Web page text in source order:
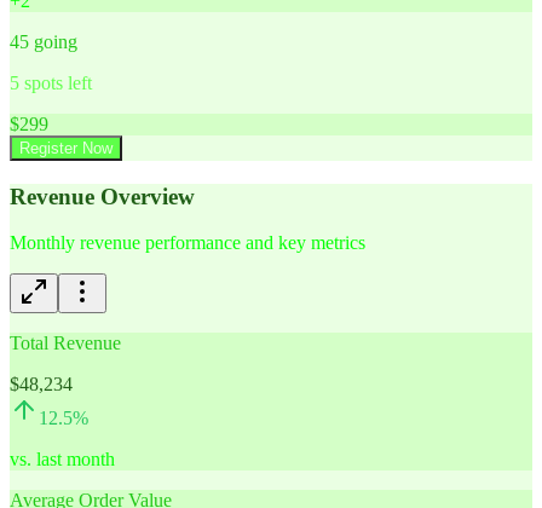
45 going
5 spots left
$299
Register Now
Revenue Overview
Monthly revenue performance and key metrics
Total Revenue
$48,234
12.5%
vs. last month
Average Order Value